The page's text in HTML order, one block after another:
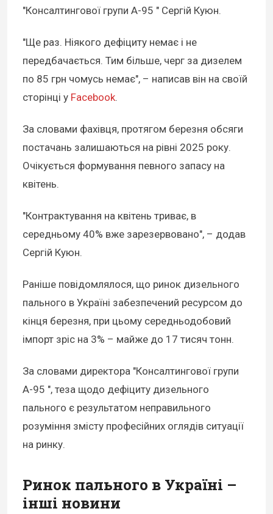
"Консалтингової групи А-95 " Сергій Куюн.
"Ще раз. Ніякого дефіциту немає і не
передбачається. Тим більше, черг за дизелем
по 85 грн чомусь немає", – написав він на своїй
сторінці у Facebook.
За словами фахівця, протягом березня обсяги
постачань залишаються на рівні 2025 року.
Очікується формування певного запасу на
квітень.
"Контрактування на квітень триває, в
середньому 40% вже зарезервовано", – додав
Сергій Куюн.
Раніше повідомлялося, що ринок дизельного
пального в Україні забезпечений ресурсом до
кінця березня, при цьому середньодобовий
імпорт зріс на 3% – майже до 17 тисяч тонн.
За словами директора "Консалтингової групи
А-95 ", теза щодо дефіциту дизельного
пального є результатом неправильного
розуміння змісту професійних оглядів ситуації
на ринку.
Ринок пального в Україні –
інші новини